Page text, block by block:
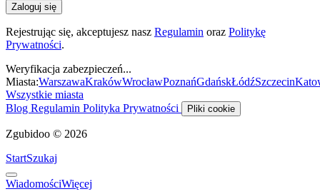
Zaloguj się
Rejestrując się, akceptujesz nasz Regulamin oraz Politykę
Prywatności.
Weryfikacja zabezpieczeń...
Miasta:WarszawaKrakówWrocławPoznańGdańskŁódźSzczecin
Wszystkie miasta
Blog Regulamin Polityka Prywatności Pliki cookie
Zgubidoo © 2026
StartSzukaj
WiadomościWięcej